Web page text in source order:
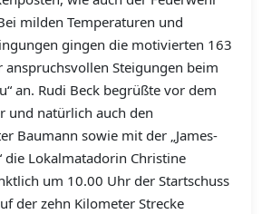
milden Temperaturen und
gingen die motivierten 163
anspruchsvollen Steigungen beim
an. Rudi Beck begrüßte vor dem
und natürlich auch den
Baumann sowie mit der „James-
die Lokalmatadorin Christine
um 10.00 Uhr der Startschuss
der zehn Kilometer Strecke